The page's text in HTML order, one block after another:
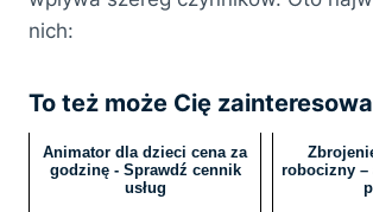
nich:
To też może Cię
Animator dla dzieci cena za
godzinę - Sprawdź cennik
usług
robocizny –